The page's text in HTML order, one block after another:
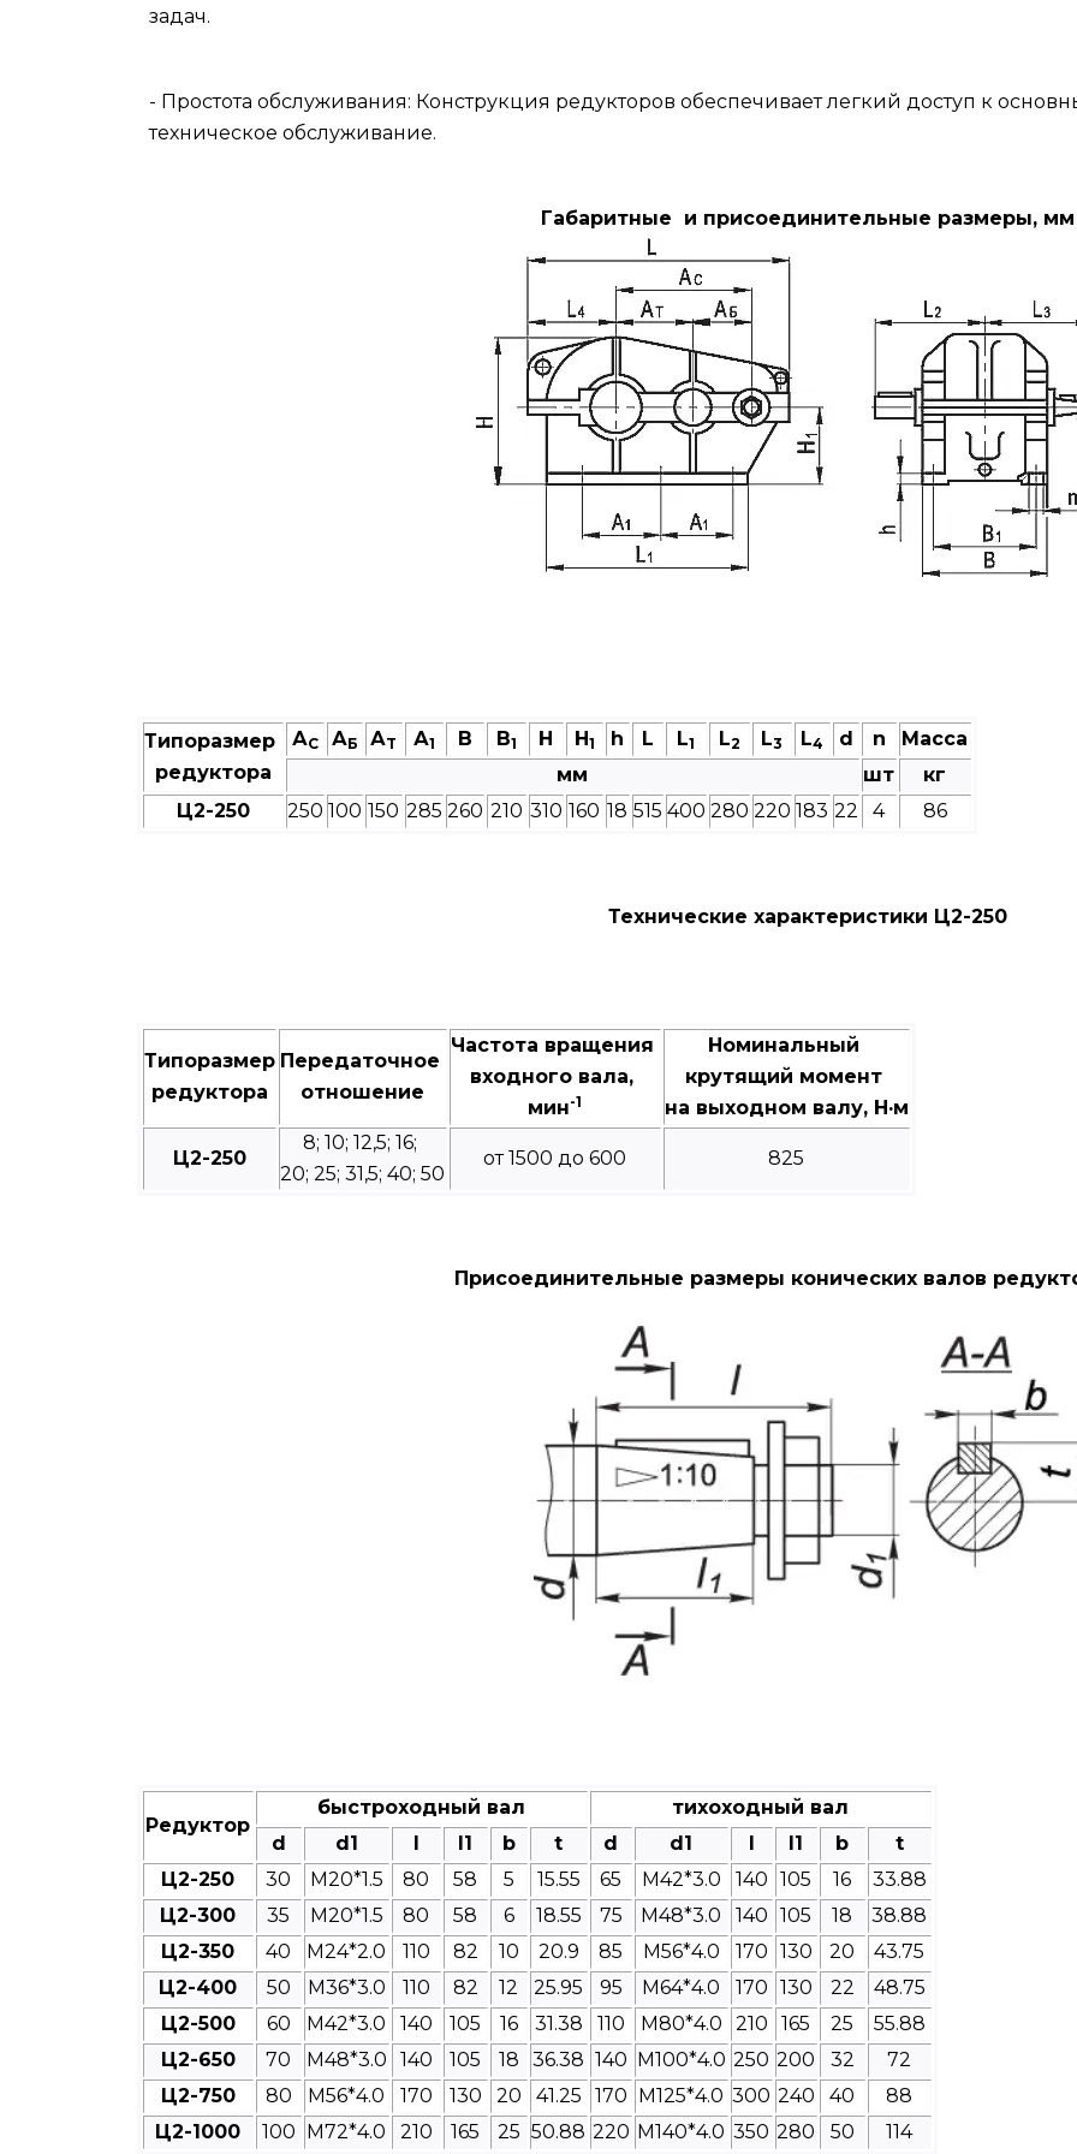
задач.
- Простота обслуживания: Конструкция редукторов обеспечивает легкий доступ к
техническое обслуживание.
Габаритные и присоединительные размеры, мм
Типоразмер
редуктора
АC АБ АT А1 В В1 Н Н 1 h L L1 L2 L3 L4 d n
Масса
мм
шт
кг
Ц2-250
250 100 150 285 260 210 310 160 18 515 400 280 220 183 22 4 86
Технические характеристики Ц2-250
Типоразмер
редуктора
Передаточное
отношение
Частота вращения
входного вала,
мин-1
Номинальный
крутящий момент
на выходном валу, Н·м
Ц2-250
8; 10; 12,5; 16;
20; 25; 31,5; 40; 50
от 1500 до 600 825
Присоединительные размеры конических валов
Редуктор
быстроходный вал
тихоходный вал
d
d1 l1 b t d d1 l1 b
t
Ц2-250
30 M20*1.5 80 58 5 15.55 65 M42*3.0 140 105 16
33.88
Ц2-300
35 M20*1.5 80 58 6 18.55 75 M48*3.0 140 105 18
38.88
Ц2-350
40 M24*2.0 110 82 10 20.9 85 M56*4.0 170 130 20
43.75
Ц2-400
50 M36*3.0 110 82 12 25.95 95 M64*4.0 170 130 22
48.75
Ц2-500
60 M42*3.0 140 105 16 31.38 110 M80*4.0 210 165 25
55.88
Ц2-650
70 M48*3.0 140 105 18 36.38 140 M100*4.0 250 200 32
72
Ц2-750
80 M56*4.0 170 130 20 41.25 170 M125*4.0 300 240 40
88
Ц2-1000
100 M72*4.0 210 165 25 50.88 220 M140*4.0 350 280 50 114